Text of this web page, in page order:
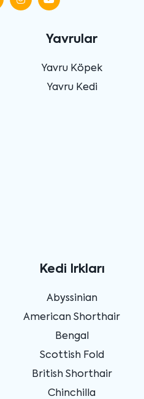
Yavrular
Yavru Köpek
Yavru Kedi
Kedi Irkları
Abyssinian
American Shorthair
Bengal
Scottish Fold
British Shorthair
Chinchilla